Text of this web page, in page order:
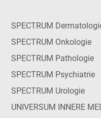
SPECTRUM
SPECTRUM Onkologie
SPECTRUM Pathologie
SPECTRUM Psychiatrie
SPECTRUM Urologie
UNIVERSUM INNERE